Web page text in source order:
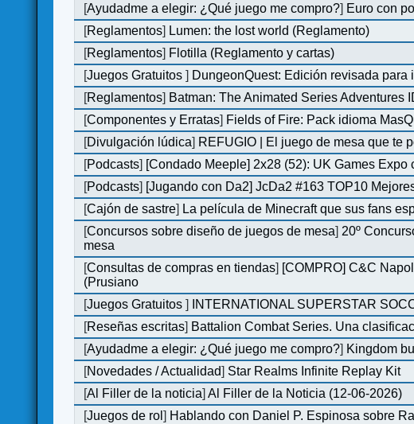
[Ayudadme a elegir: ¿Qué juego me compro?] Euro con
[Reglamentos] Lumen: the lost world (Reglamento)
[Reglamentos] Flotilla (Reglamento y cartas)
[Juegos Gratuitos] DungeonQuest: Edición revisada para
[Reglamentos] Batman: The Animated Series Adventures
[Componentes y Erratas] Fields of Fire: Pack idioma
[Divulgación lúdica] REFUGIO | El juego de mesa que te
[Podcasts] [Condado Meeple] 2x28 (52): UK Games Expo
[Podcasts] [Jugando con Da2] JcDa2 #163 TOP10
[Cajón de sastre] La película de Minecraft que sus fans
[Concursos sobre diseño de juegos de mesa] 20º
mesa
[Consultas de compras en tiendas] [COMPRO] C&C
(Prusiano
[Juegos Gratuitos] INTERNATIONAL SUPERSTAR
[Reseñas escritas] Battalion Combat Series. Una
[Ayudadme a elegir: ¿Qué juego me compro?] Kingdom
[Novedades / Actualidad] Star Realms Infinite Replay Kit
[Al Filler de la noticia]Al Filler de la Noticia (12-06-2026)
[Juegos de rol] Hablando con Daniel P. Espinosa sobre